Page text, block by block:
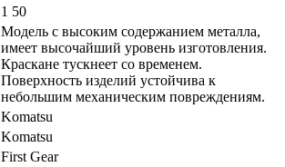
1 50
Модель с высоким содержанием металла,
имеет высочайший уровень изготовления.
Краскане тускнеет со временем.
Поверхность изделий устойчива к
небольшим механическим повреждениям.
Komatsu
Komatsu
First Gear